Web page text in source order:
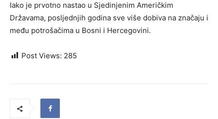
Iako je prvotno nastao u Sjedinjenim Američkim
Državama, posljednjih godina sve više dobiva na značaju i
među potrošačima u Bosni i Hercegovini.
Post Views: 285